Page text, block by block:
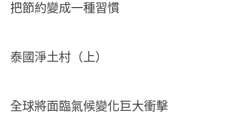
把節約變成一種習慣
泰國淨土村（上）
全球將面臨氣候變化巨大衝擊